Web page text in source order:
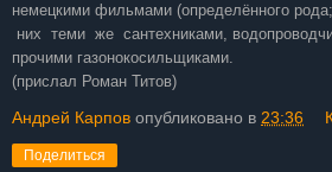
немецкими фильмами (определённого
них теми же сантехниками,
прочими газонокосильщиками.
(прислал Роман Титов)
Андрей Карпов опубликовано в 23:36
Поделиться